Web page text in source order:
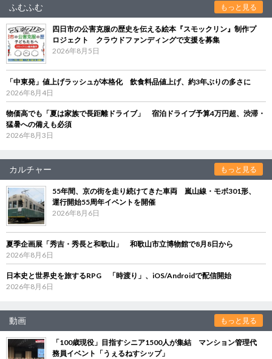
ふむふむ もっと見る
四日市の公害克服の歴史を伝える絵本『スモックリン』制作プ
ロジェクト クラウドファンディングで支援を募集
2026年8月5日
「中東発」値上げラッシュが本格化 飲食料品値上げ、約3年ぶりの多さに
2026年8月4日
物価高でも「夏は家族で長距離ドライブ」 宿泊ドライブ予算4万円超、渋滞・
猛暑への備えも必須
2026年8月3日
カルチャー もっと見る
55年間、京の街を走り続けてきた車両 嵐山線・モボ301形、
運行開始55周年イベントを開催
2026年8月6日
夏季企画展「秀吉・秀長と和歌山」 和歌山市立博物館で8月8日から
2026年8月6日
日本史と世界史を旅するRPG 「時渡り」、iOS/Androidで配信開始
2026年8月6日
動画 もっと見る
「100歳現役」目指すシニア1500人が集結 マンション管理代
務員イベント「うぇるねすシップ」